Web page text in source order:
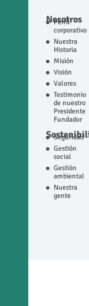
Nosotros
Perfil
corporativo
Nuestra
Historia
Misión
Visión
Valores
Testimonio
de nuestro
Presidente
Fundador
Seguridad
Gestión
social
Gestión
ambiental
Nuestra
gente